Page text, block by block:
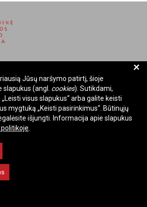
LIETUVOS RESPUBLIKOS
PAVELDO KOMISIJA
asmenų registre 288700520
01135 Vilnius
+
Jūsų naršymo patirtį, šioje
(angl. cookies). Sutikdami,
visus slapukus“ arba galite keisti
mygtuką „Keisti pasirinkimus“. Būtinųjų
išjungti. Informacija apie slapukus